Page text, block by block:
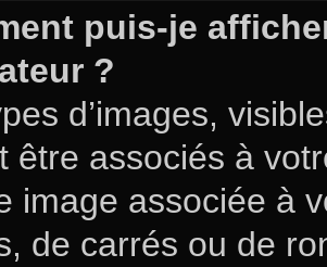
puis-je
?
d’images,
être associés à
image associée à
de carrés ou de